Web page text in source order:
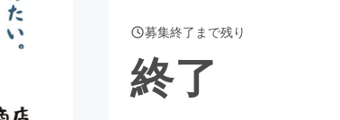
CAMPFIRE Creation
ya
募集終了まで残り
終了